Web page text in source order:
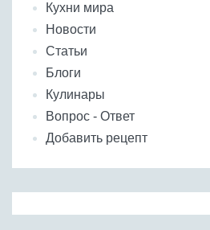
Кухни мира
Новости
Статьи
Блоги
Кулинары
Вопрос - Ответ
Добавить рецепт